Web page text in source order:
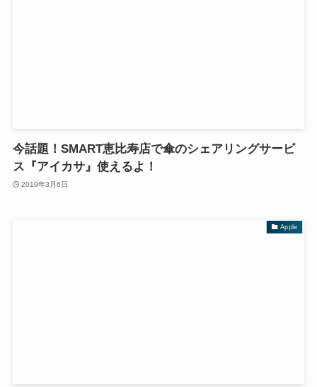
今話題！SMART恵比寿店で傘のシェアリングサービ
ス『アイカサ』使えるよ！
2019年3月6日
Apple